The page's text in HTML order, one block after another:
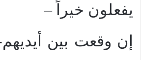
يفعلون خيراً –
إن وقعت بين أيديهم-